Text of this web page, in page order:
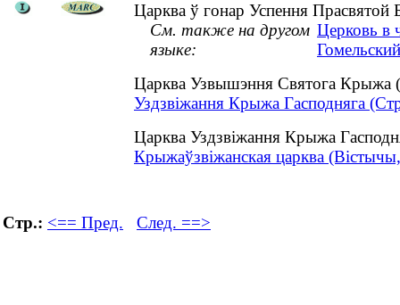
Царква ў гонар Успення Прасвятой
См. также на другом
языке:
Церковь в
Царква Узвышэння Святога Крыжа
Уздзвіжання Крыжа Гасподняга
Царква Уздзвіжання Крыжа
Крыжаўзвіжанская царква
Стр.: <== Пред. След. ==>